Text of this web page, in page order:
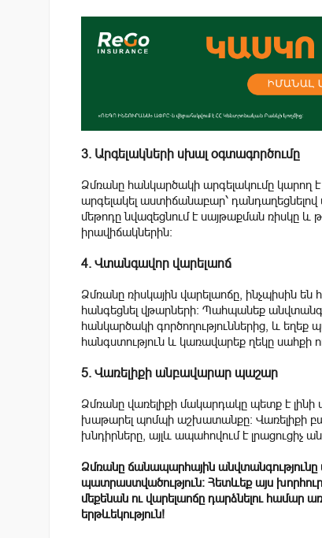
3. Արգելակների սխալ օգտագործումը
Ձմռանը հանկարծակի արգելակումը կարող
արգելակել աստիճանաբար՝
մեթոդը նվազեցնում է սայթաքման ռիսկը և
իրավիճակներին:
4. Վտանգավոր վարելաոճ
Ձմռանը ռիսկային վարելաոճը, ինչպիսին
հանգեցնել վթարների: Պահպանեք անվտանգ
հանկարծակի գործողություններից, և
հանգստություն և կառավարեք ղեկը սահքի
5. Վառելիքի անբավարար պաշար
Ձմռանը վառելիքի մակարդակը պետք է
խաթարել պոմպի աշխատանքը: Վառելիքի
խնդիրները, այլև ապահովում է լրացուցիչ
Ձմռանը ճանապարհային անվտանգությունը
պատրաստվածություն: Հետևեք այս
մեքենան ու վարելաոճը դարձնելու
երթևեկություն!